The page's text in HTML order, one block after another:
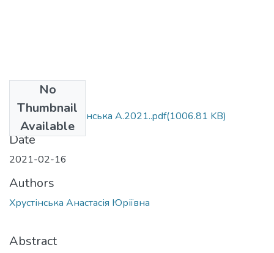
No
Thumbnail
Available
м.073.МР_Хрустінська А.2021..pdf(1006.81 KB)
Date
2021-02-16
Authors
Хрустінська Анастасія Юріївна
Abstract